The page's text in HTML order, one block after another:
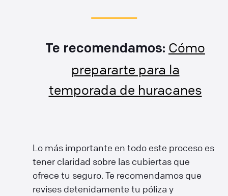
Te recomendamos: Cómo
prepararte para la
temporada de huracanes
Lo más importante en todo este proceso es
tener claridad sobre las cubiertas que
ofrece tu seguro. Te recomendamos que
revises detenidamente tu póliza y